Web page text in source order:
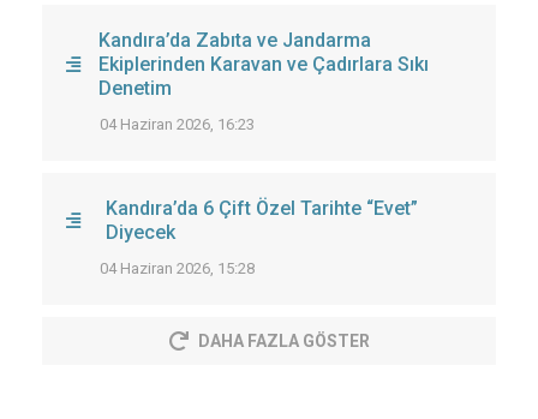
Kandıra’da Zabıta ve Jandarma
Ekiplerinden Karavan ve Çadırlara Sıkı
Denetim
04 Haziran 2026, 16:23
Kandıra’da 6 Çift Özel Tarihte “Evet”
Diyecek
04 Haziran 2026, 15:28
DAHA FAZLA GÖSTER